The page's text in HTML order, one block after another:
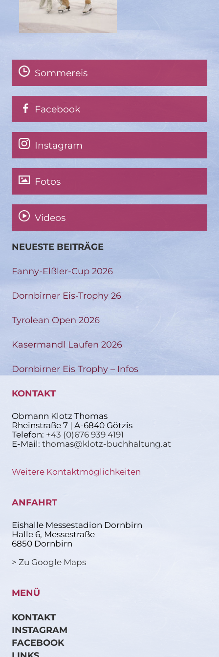
Sommereis
Facebook
Instagram
Fotos
Videos
NEUESTE BEITRÄGE
Fanny-Elßler-Cup 2026
Dornbirner Eis-Trophy 26
Tyrolean Open 2026
Kasermandl Laufen 2026
Dornbirner Eis Trophy – Infos
KONTAKT
Obmann Klotz Thomas
Rheinstraße 7 | A-6840 Götzis
Telefon: +43 (0)676 939 4191
E-Mail: thomas@klotz-buchhaltung.at
Weitere Kontaktmöglichkeiten
ANFAHRT
Eishalle Messestadion Dornbirn
Halle 6, Messestraße
6850 Dornbirn
> Zu Google Maps
MENÜ
KONTAKT
INSTAGRAM
FACEBOOK